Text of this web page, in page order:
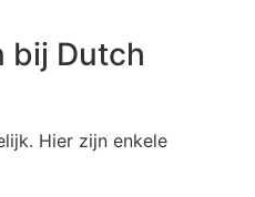
bij Dutch
Hier zijn enkele